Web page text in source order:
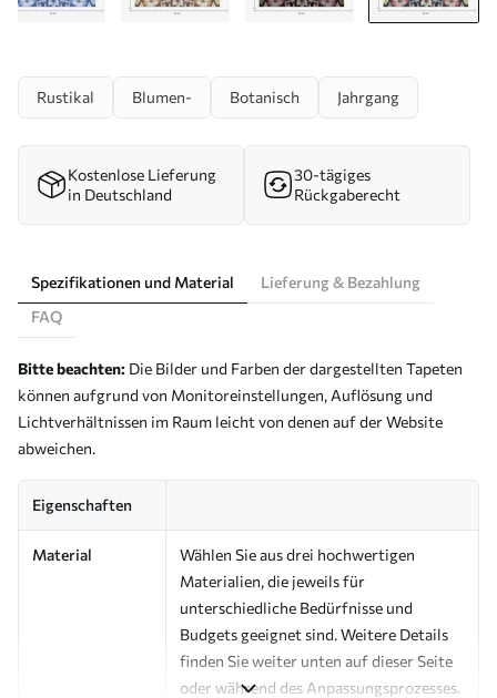
Rustikal Blumen- Botanisch Jahrgang
Kostenlose Lieferung
in Deutschland
30-tägiges
Rückgaberecht
Spezifikationen und Material
Lieferung & Bezahlung
FAQ
Bitte beachten: Die Bilder und Farben der dargestellten Tapeten
können aufgrund von Monitoreinstellungen, Auflösung und
Lichtverhältnissen im Raum leicht von denen auf der Website
abweichen.
Eigenschaften
Material
Wählen Sie aus drei hochwertigen
Materialien, die jeweils für
unterschiedliche Bedürfnisse und
Budgets geeignet sind. Weitere Details
finden Sie weiter unten auf dieser Seite
oder während des Anpassungsprozesses.